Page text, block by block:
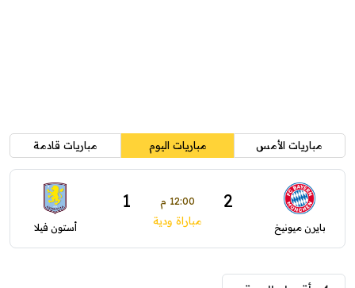
مباريات الأمس مباريات اليوم مباريات قادمة
بايرن ميونيخ
2 12:00 م 1
مباراة ودية أستون فيلا